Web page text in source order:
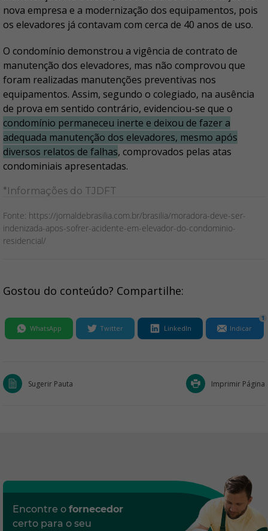
nova empresa e a modernização dos equipamentos, pois
os elevadores já contavam com cerca de 40 anos de uso.
O condomínio demonstrou a vigência de contrato de
manutenção dos elevadores, mas não comprovou que
foram realizadas manutenções preventivas nos
equipamentos. Assim, segundo o colegiado, na ausência
de prova em sentido contrário, evidenciou-se que o
condomínio permaneceu inerte e deixou de fazer a
adequada manutenção dos elevadores, mesmo após
diversos relatos de falhas, comprovados pelas atas
condominiais apresentadas.
*Informações do TJDFT
Fonte: https://jornaldebrasilia.com.br/brasilia/moradora-deve-ser-
indenizada-apos-sofrer-acidente-em-elevador-do-condominio-
residencial/
Gostou do conteúdo? Compartilhe:
WhatsApp Twitter LinkedIn Indicar
1
Sugerir Pauta Imprimir Página
Encontre o fornecedor
certo para o seu